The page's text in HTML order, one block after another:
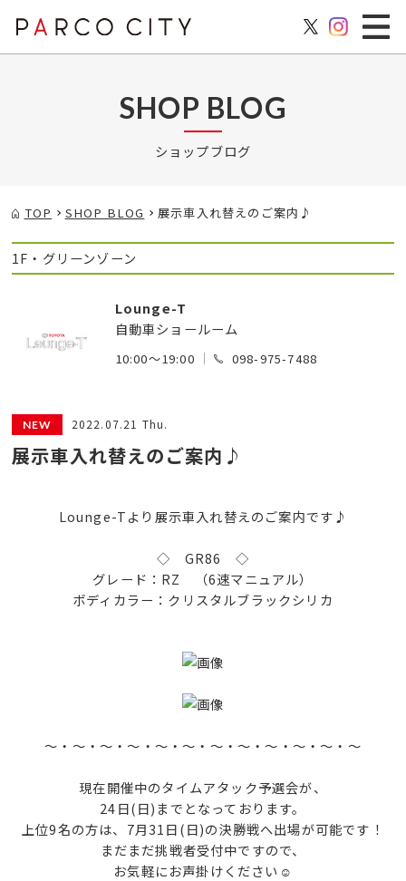
SHOP BLOG
ショップブログ
TOP SHOP BLOG 展示車入れ替えのご案内♪
1F・グリーンゾーン
Lounge-T
自動車ショールーム
10:00～19:00 098-975-7488
2022.07.21 Thu.
展示車入れ替えのご案内♪
Lounge-Tより展示車入れ替えのご案内です♪
◇ GR86 ◇
グレード：RZ （6速マニュアル）
ボディカラー：クリスタルブラックシリカ
～・～・～・～・～・～・～・～・～・～・～・～
現在開催中のタイムアタック予選会が、
24日(日)までとなっております。
上位9名の方は、7月31日(日)の決勝戦へ出場が可能です！
まだまだ挑戦者受付中ですので、
お気軽にお声掛けください☺